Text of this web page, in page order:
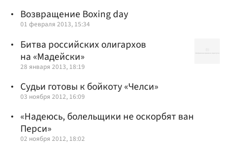
Возвращение Boxing day
01 февраля 2013, 15:34
Битва российских олигархов
на «Мадейски»
28 января 2013, 18:19
Судьи готовы к бойкоту «Челси»
03 ноября 2012, 16:09
«Надеюсь, болельщики не оскорбят ван
Перси»
02 ноября 2012, 18:02